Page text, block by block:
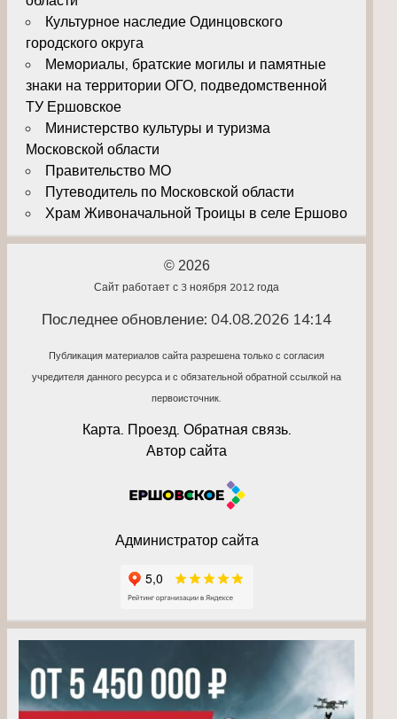
Культурное наследие Одинцовского
городского округа
Мемориалы, братские могилы и памятные
знаки на территории ОГО, подведомственной
ТУ Ершовское
Министерство культуры и туризма
Московской области
Правительство МО
Путеводитель по Московской области
Храм Живоначальной Троицы в селе Ершово
© 2026
Сайт работает с 3 ноября 2012 года
Последнее обновление: 04.08.2026 14:14
Публикация материалов сайта разрешена только с согласия
учредителя данного ресурса и с обязательной обратной ссылкой на
первоисточник.
Карта. Проезд. Обратная связь.
Автор сайта
Администратор сайта